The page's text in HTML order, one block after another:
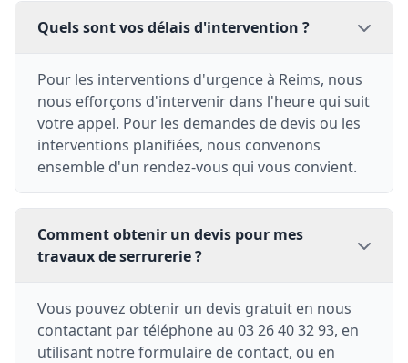
Quels sont vos délais d'intervention ?
Pour les interventions d'urgence à Reims, nous
nous efforçons d'intervenir dans l'heure qui suit
votre appel. Pour les demandes de devis ou les
interventions planifiées, nous convenons
ensemble d'un rendez-vous qui vous convient.
Comment obtenir un devis pour mes
travaux de serrurerie ?
Vous pouvez obtenir un devis gratuit en nous
contactant par téléphone au 03 26 40 32 93, en
utilisant notre formulaire de contact, ou en